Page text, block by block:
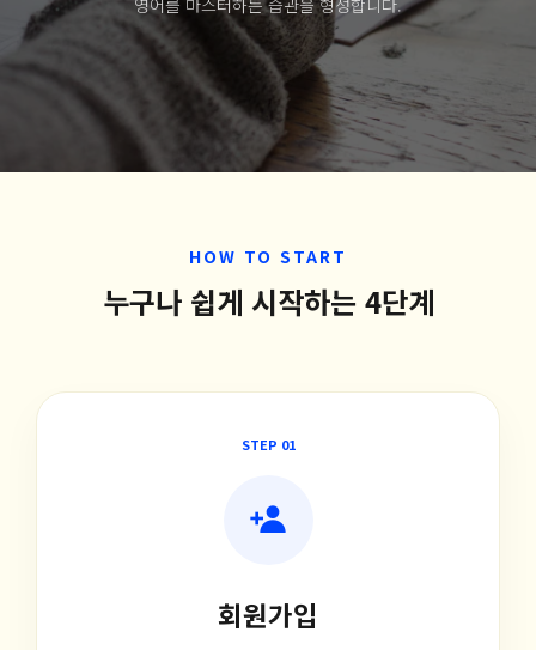
영어를 마스터하는 습관을 형성합니다.
HOW TO START
누구나 쉽게 시작하는 4단계
STEP 01
회원가입